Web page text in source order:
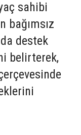
sahibi
bağımsız
destek
belirterek,